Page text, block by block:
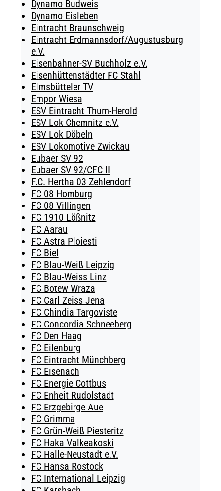
Dynamo Budweis
Dynamo Eisleben
Eintracht Braunschweig
Eintracht Erdmannsdorf/Augustusburg
e.V.
Eisenbahner-SV Buchholz e.V.
Eisenhüttenstädter FC Stahl
Elmsbütteler TV
Empor Wiesa
ESV Eintracht Thum-Herold
ESV Lok Chemnitz e.V.
ESV Lok Döbeln
ESV Lokomotive Zwickau
Eubaer SV 92
Eubaer SV 92/CFC II
F.C. Hertha 03 Zehlendorf
FC 08 Homburg
FC 08 Villingen
FC 1910 Lößnitz
FC Aarau
FC Astra Ploiesti
FC Biel
FC Blau-Weiß Leipzig
FC Blau-Weiss Linz
FC Botew Wraza
FC Carl Zeiss Jena
FC Chindia Targoviste
FC Concordia Schneeberg
FC Den Haag
FC Eilenburg
FC Eintracht Münchberg
FC Eisenach
FC Energie Cottbus
FC Enheit Rudolstadt
FC Erzgebirge Aue
FC Grimma
FC Grün-Weiß Piesteritz
FC Haka Valkeakoski
FC Halle-Neustadt e.V.
FC Hansa Rostock
FC International Leipzig